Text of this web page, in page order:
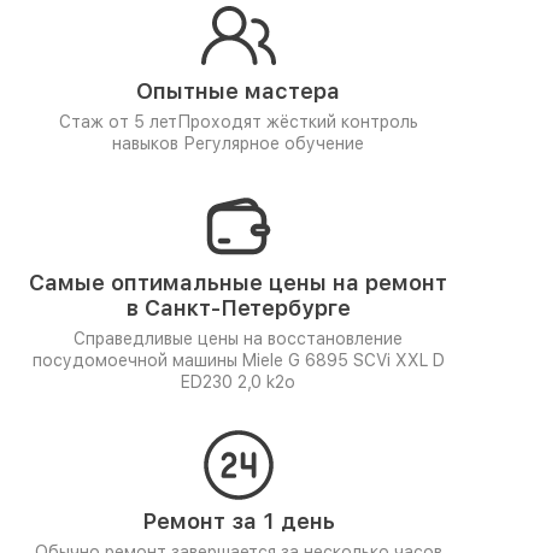
Опытные мастера
Стаж от 5 лет Проходят жёсткий контроль
навыков Регулярное обучение
Самые оптимальные цены на ремонт
в Санкт-Петербурге
Справедливые цены на восстановление
посудомоечной машины Miele G 6895 SCVi XXL D
ED230 2,0 k2o
Ремонт за 1 день